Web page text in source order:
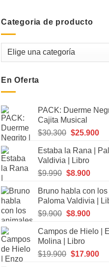
Categoria de producto
En Oferta
PACK: Duerme
Cajita Musical
$30.300 El
original
era:
$30.300.
$25.900El
Estaba la Rana |
Valdivia | Libro
$9.990 El
original
era:
$9.990.
$8.900El
es:
Bruno habla con los
Paloma Valdivia |
$9.900 El
original
era:
$9.900.
$8.900El
Campos de Hielo |
Molina | Libro
$19.900 El
$17.900El